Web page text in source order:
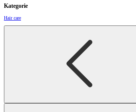
Kategorie
Hair care